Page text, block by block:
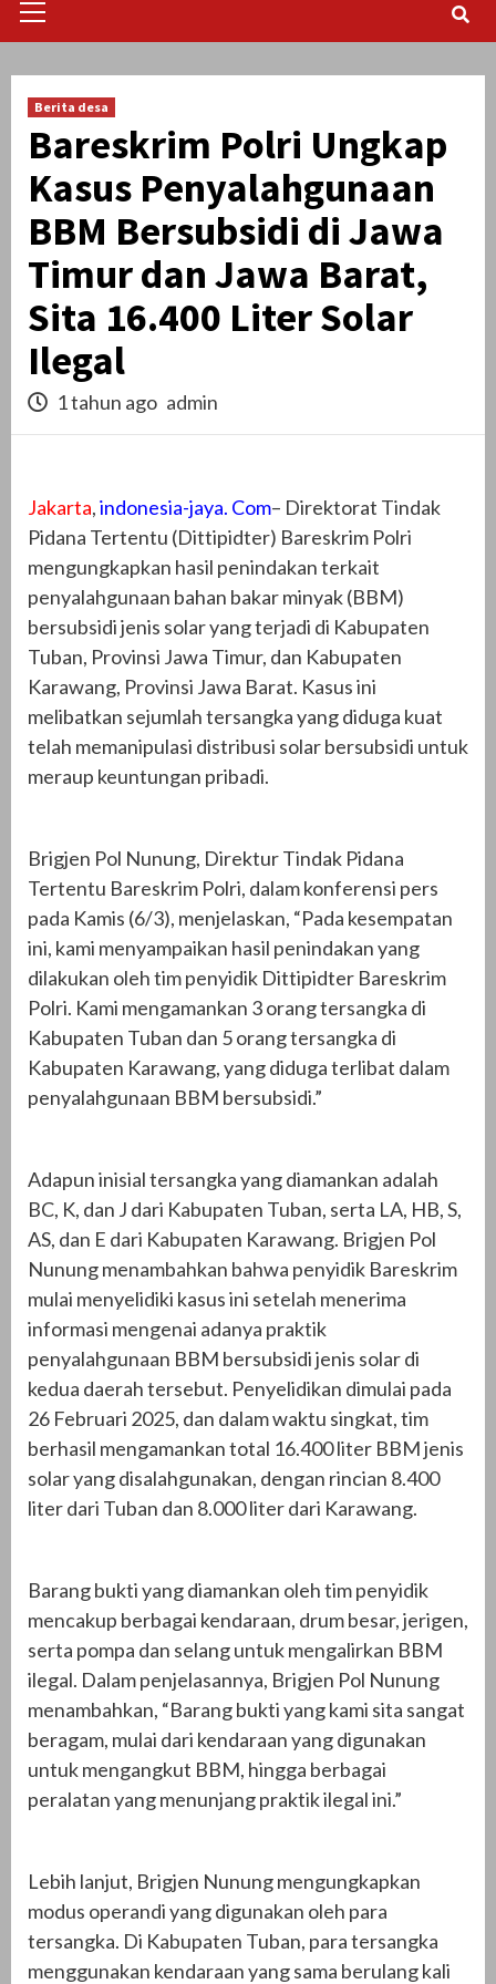
Menu
Berita desa
Bareskrim Polri Ungkap
Kasus Penyalahgunaan
BBM Bersubsidi di Jawa
Timur dan Jawa Barat,
Sita 16.400 Liter Solar
Ilegal
1 tahun ago admin
Jakarta,indonesia-jaya. Com– Direktorat Tindak
Pidana Tertentu (Dittipidter) Bareskrim Polri
mengungkapkan hasil penindakan terkait
penyalahgunaan bahan bakar minyak (BBM)
bersubsidi jenis solar yang terjadi di Kabupaten
Tuban, Provinsi Jawa Timur, dan Kabupaten
Karawang, Provinsi Jawa Barat. Kasus ini
melibatkan sejumlah tersangka yang diduga kuat
telah memanipulasi distribusi solar bersubsidi untuk
meraup keuntungan pribadi.
Brigjen Pol Nunung, Direktur Tindak Pidana
Tertentu Bareskrim Polri, dalam konferensi pers
pada Kamis (6/3), menjelaskan, “Pada kesempatan
ini, kami menyampaikan hasil penindakan yang
dilakukan oleh tim penyidik Dittipidter Bareskrim
Polri. Kami mengamankan 3 orang tersangka di
Kabupaten Tuban dan 5 orang tersangka di
Kabupaten Karawang, yang diduga terlibat dalam
penyalahgunaan BBM bersubsidi.”
Adapun inisial tersangka yang diamankan adalah
BC, K, dan J dari Kabupaten Tuban, serta LA, HB, S,
AS, dan E dari Kabupaten Karawang. Brigjen Pol
Nunung menambahkan bahwa penyidik Bareskrim
mulai menyelidiki kasus ini setelah menerima
informasi mengenai adanya praktik
penyalahgunaan BBM bersubsidi jenis solar di
kedua daerah tersebut. Penyelidikan dimulai pada
26 Februari 2025, dan dalam waktu singkat, tim
berhasil mengamankan total 16.400 liter BBM jenis
solar yang disalahgunakan, dengan rincian 8.400
liter dari Tuban dan 8.000 liter dari Karawang.
Barang bukti yang diamankan oleh tim penyidik
mencakup berbagai kendaraan, drum besar, jerigen,
serta pompa dan selang untuk mengalirkan BBM
ilegal. Dalam penjelasannya, Brigjen Pol Nunung
menambahkan, “Barang bukti yang kami sita sangat
beragam, mulai dari kendaraan yang digunakan
untuk mengangkut BBM, hingga berbagai
peralatan yang menunjang praktik ilegal ini.”
Lebih lanjut, Brigjen Nunung mengungkapkan
modus operandi yang digunakan oleh para
tersangka. Di Kabupaten Tuban, para tersangka
menggunakan kendaraan yang sama berulang kali